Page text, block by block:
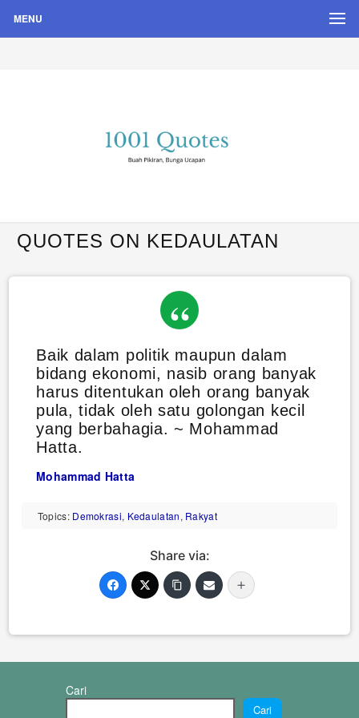
MENU
Quote Hari Puisi
QUOTES ON KEDAULATAN
Baik dalam politik maupun dalam
bidang ekonomi, nasib orang banyak
harus ditentukan oleh orang banyak
pula, tidak oleh satu golongan kecil
yang berbahagia. ~ Mohammad
Hatta.
Mohammad Hatta
Topics: Demokrasi, Kedaulatan, Rakyat
Share via:
Cari
Cari